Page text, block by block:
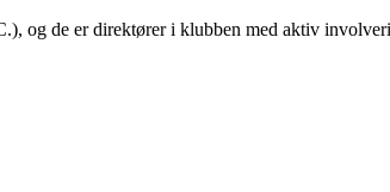
og de er direktører i klubben med aktiv